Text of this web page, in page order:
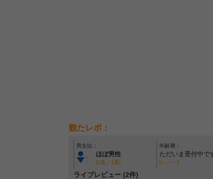
観たレポ：
男女比：
ほぼ男性
[1票／1票]
年齢層：
ただいま受付中で
[---／---]
ライブレビュー (2件)